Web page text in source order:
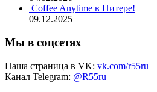
Coffee Anytime в Питере!
09.12.2025
Мы в соцсетях
Наша страница в VK: vk.com/r55ru
Канал Telegram: @R55ru